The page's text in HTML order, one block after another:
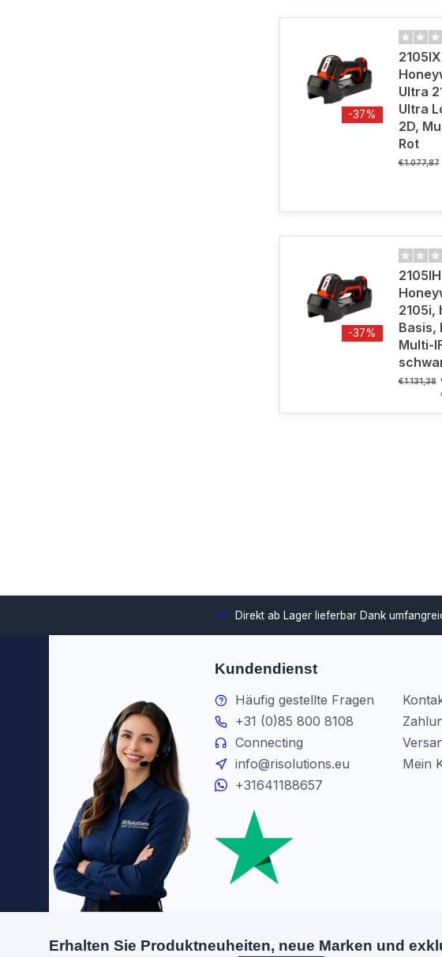
-37%
Ultra
Ultra
2D,
Rot
€1.077,87
-37%
2105i,
Basis,
Multi-
€1.131,38
Direkt ab Lager lieferbar Dank
Kundendienst
Häufig gestellte Fragen
+31 (0)85 800 8108
Connecting
info@risolutions.eu
+31641188657
Mein
Erhalten Sie Produktneuheiten, neue Marken und